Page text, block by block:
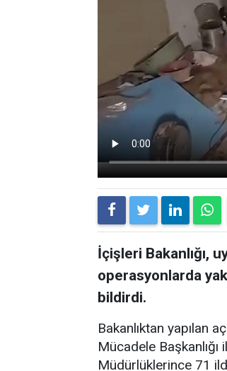
İçişleri Bakanlığı,
operasyonlarda
bildirdi.
Bakanlıktan yapılan
Mücadele
Müdürlüklerince 71